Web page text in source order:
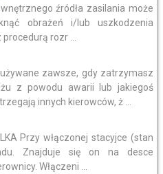
źródła zasilania może
obrażeń i/lub uszkodzenia
rozr ...
zawsze, gdy zatrzymasz
z powodu awarii lub jakiegoś
innych kierowców, ż ...
Przy włączonej stacyjce (stan
Znajduje się on na desce
Włączeni ...